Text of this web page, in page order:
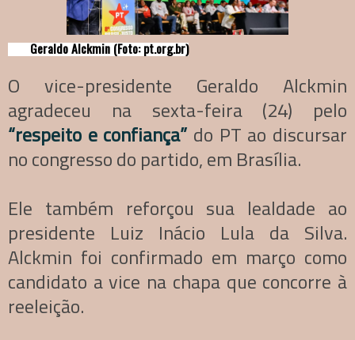
Geraldo Alckmin (Foto: pt.org.br)
O vice-presidente Geraldo Alckmin
agradeceu na sexta-feira (24) pelo
“respeito e confiança” do PT ao discursar
no congresso do partido, em Brasília.
Ele também reforçou sua lealdade ao
presidente Luiz Inácio Lula da Silva.
Alckmin foi confirmado em março como
candidato a vice na chapa que concorre à
reeleição.